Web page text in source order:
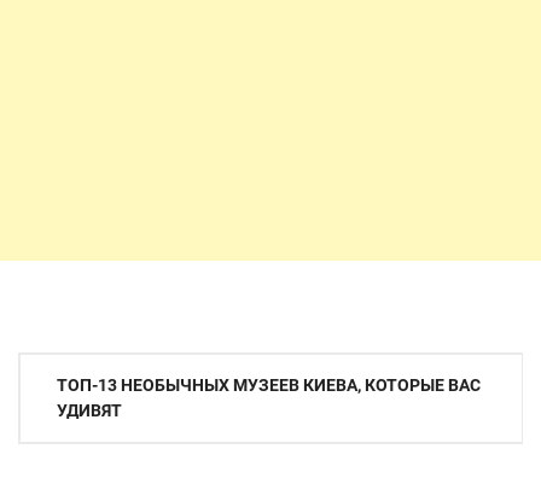
Навигация
ТОП-13 НЕОБЫЧНЫХ МУЗЕЕВ КИЕВА, КОТОРЫЕ ВАС
УДИВЯТ